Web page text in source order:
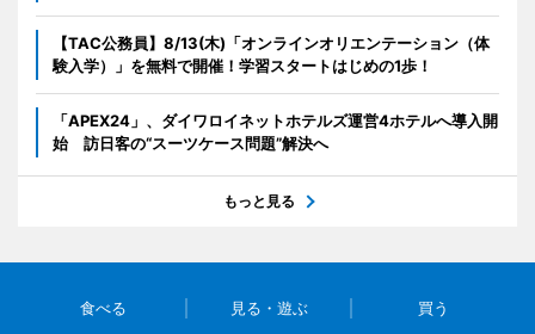
【TAC公務員】8/13(木)「オンラインオリエンテーション（体
験入学）」を無料で開催！学習スタートはじめの1歩！
「APEX24」、ダイワロイネットホテルズ運営4ホテルへ導入開
始 訪日客の“スーツケース問題”解決へ
もっと見る
食べる 見る・遊ぶ 買う